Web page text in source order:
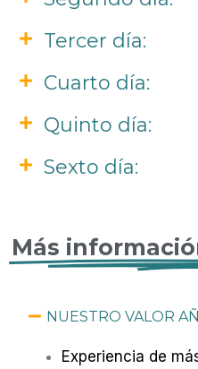
Tercer día:
Cuarto día:
Quinto día:
Sexto día:
Más
NUESTRO VALOR
Experiencia de